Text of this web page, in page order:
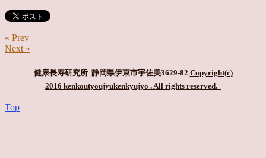
« Prev
Next »
健康長寿研究所 静岡県伊東市宇佐美3629-82 Copyright(c)
2016 kenkoutyoujyukenkyujyo . All rights reserved.
Top